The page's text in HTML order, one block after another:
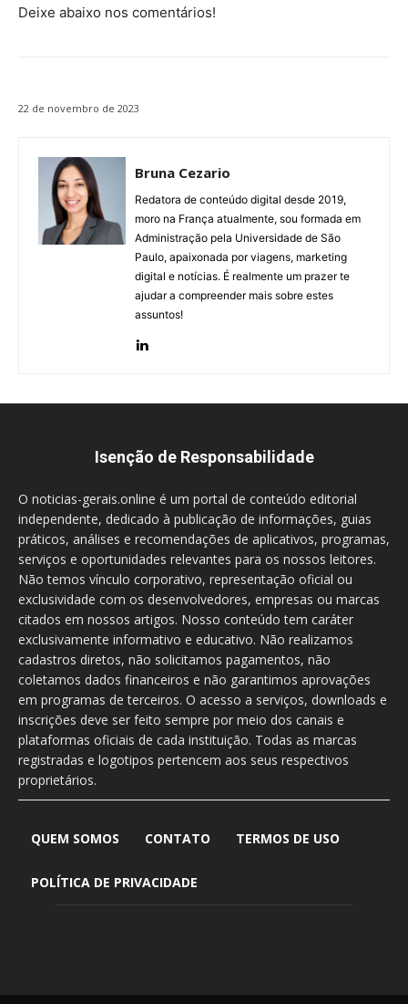
Deixe abaixo nos comentários!
22 de novembro de 2023
Bruna Cezario
Redatora de conteúdo digital desde 2019,
moro na França atualmente, sou formada em
Administração pela Universidade de São
Paulo, apaixonada por viagens, marketing
digital e notícias. É realmente um prazer te
ajudar a compreender mais sobre estes
assuntos!
Isenção de Responsabilidade
O noticias-gerais.online é um portal de conteúdo editorial
independente, dedicado à publicação de informações, guias
práticos, análises e recomendações de aplicativos, programas,
serviços e oportunidades relevantes para os nossos leitores.
Não temos vínculo corporativo, representação oficial ou
exclusividade com os desenvolvedores, empresas ou marcas
citados em nossos artigos. Nosso conteúdo tem caráter
exclusivamente informativo e educativo. Não realizamos
cadastros diretos, não solicitamos pagamentos, não
coletamos dados financeiros e não garantimos aprovações
em programas de terceiros. O acesso a serviços, downloads e
inscrições deve ser feito sempre por meio dos canais e
plataformas oficiais de cada instituição. Todas as marcas
registradas e logotipos pertencem aos seus respectivos
proprietários.
QUEM SOMOS CONTATO TERMOS DE USO
POLÍTICA DE PRIVACIDADE